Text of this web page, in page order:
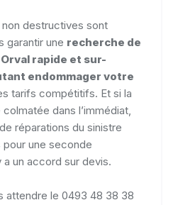
destructives sont
garantir une recherche de
rapide et sur-
endommager votre
tarifs compétitifs. Et si la
dans l’immédiat,
réparations du sinistre
une seconde
a un accord sur devis.
attendre le 0493 48 38 38